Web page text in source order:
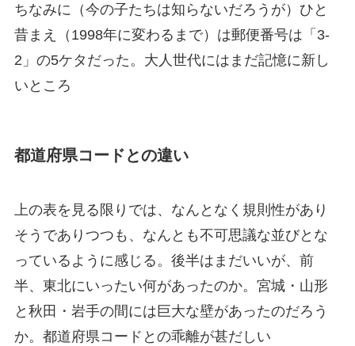
ちなみに（今の子たちは知らないだろうが）ひと
昔まえ（1998年に変わるまで）は郵便番号は「3-
2」の5ケタだった。大人世代にはまだ記憶に新し
いところ
都道府県コードとの違い
上の表を見る限りでは、なんとなく規則性があり
そうでありつつも、なんとも不可思議な並びとな
っているように感じる。後半はまだいいが、前
半、東北にいったい何があったのか。宮城・山形
と秋田・岩手の間には巨大な壁があったのだろう
か。都道府県コードとの乖離が甚だしい